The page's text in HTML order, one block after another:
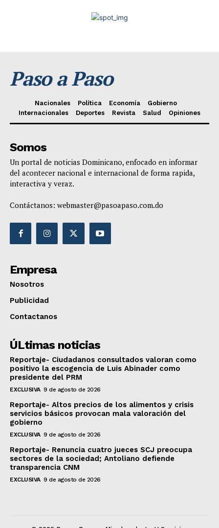
Paso a Paso
Nacionales Política Economía
Gobierno
Internacionales
Deportes Revista Salud Opiniones
Somos
Un portal de noticias Dominicano, enfocado en informar
del acontecer nacional e internacional de forma rapida,
interactiva y veraz.
Contáctanos: webmaster@pasoapaso.com.do
Empresa
Nosotros
Publicidad
Contactanos
ÚLtimas noticias
Reportaje- Ciudadanos consultados valoran como
positivo la escogencia de Luis Abinader como
presidente del PRM
EXCLUSIVA 9 de agosto de 2026
Reportaje- Altos precios de los alimentos y crisis
servicios básicos provocan mala valoración del
gobierno
EXCLUSIVA 9 de agosto de 2026
Reportaje- Renuncia cuatro jueces SCJ preocupa
sectores de la sociedad; Antoliano defiende
transparencia CNM
EXCLUSIVA 9 de agosto de 2026